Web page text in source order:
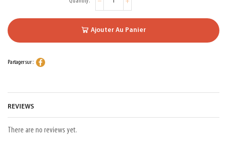
Ajouter Au Panier
Partager sur :
REVIEWS
There are no reviews yet.